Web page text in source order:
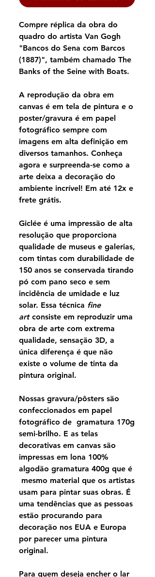
Compre réplica da obra do
quadro do artista Van Gogh
"Bancos do Sena com Barcos
(1887)", também chamado The
Banks of the Seine with Boats.
A reprodução da obra em
canvas é em tela de pintura e o
poster/gravura é em papel
fotográfico sempre com
imagens em alta definição em
diversos tamanhos. Conheça
agora e surpreenda-se como a
arte deixa a decoração do
ambiente incrível! Em até 12x e
frete grátis.
Giclée é uma impressão de alta
resolução que proporciona
qualidade de museus e galerias,
com tintas com durabilidade de
150 anos se conservada tirando
pó com pano seco e sem
incidência de umidade e luz
solar. Essa técnica fine
artconsiste em reproduzir uma
obra de arte com extrema
qualidade, sensação 3D, a
única diferença é que não
existe o volume de tinta da
pintura original.
Nossas gravura/pôsters são
confeccionados em papel
fotográfico de gramatura 170g
semi-brilho. E as telas
decorativas em canvas são
impressas em lona 100%
algodão gramatura 400g que é
mesmo material que os artistas
usam para pintar suas obras. É
uma tendências que as pessoas
estão procurando para
decoração nos EUA e Europa
por parecer uma pintura
original.
Para quem deseja encher o lar